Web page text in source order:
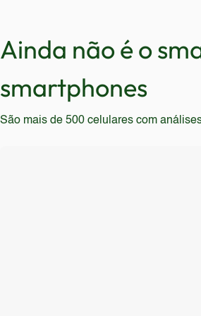
Ainda não é o
smartphones
São mais de 500 celulares com